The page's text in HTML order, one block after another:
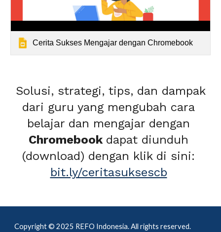
Cerita Sukses Mengajar dengan Chromebook
Solusi, strategi, tips, dan dampak
dari guru yang mengubah cara
Chromebook dapat diunduh
(download)
bit.ly/ceritasuksescb
Copyright © 2025 REFO Indonesia.All rights reserved.